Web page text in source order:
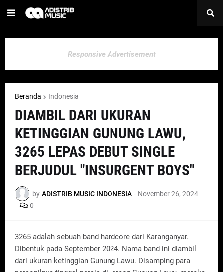
Responsive Advertisement
Beranda Indonesia
DIAMBIL DARI UKURAN
KETINGGIAN GUNUNG LAWU,
3265 LEPAS DEBUT SINGLE
BERJUDUL "INSURGENT BOYS"
by ADISTRIB MUSIC INDONESIA - November 26, 2024
0
3265 adalah sebuah band hardcore dari Karanganyar.
Dibentuk pada September 2024. Nama band ini diambil
dari ukuran ketinggian Gunung Lawu. Disamping para